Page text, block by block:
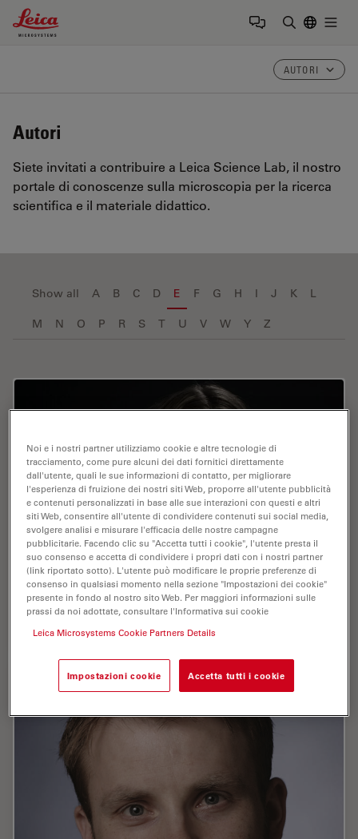
Leica Microsystems Logo
AUTORI
Autori
Siete invitati a contribuire a Leica Science Lab, il nostro
portale di conoscenze sulla microscopia per la ricerca
scientifica e il materiale didattico.
Show all A B C D E F G H I J K L
M N O P R S T U V W Y Z
Ecke , Nicol , Dr.
Publications : 0
Noi e i nostri partner utilizziamo cookie e altre tecnologie di
tracciamento, come pure alcuni dei dati fornitici direttamente
dall'utente, quali le sue informazioni di contatto, per migliorare
l'esperienza di fruizione dei nostri siti Web, proporre all'utente pubblicità
e contenuti personalizzati in base alle sue interazioni con questi e altri
siti Web, consentire all'utente di condividere contenuti sui social media,
svolgere analisi e misurare l'efficacia delle nostre campagne
pubblicitarie. Facendo clic su "Accetta tutti i cookie", l'utente presta il
suo consenso e accetta di condividere i propri dati con i nostri partner
(link riportato sotto). L'utente può modificare le proprie preferenze di
consenso in qualsiasi momento nella sezione "Impostazioni dei cookie"
presente in fondo al nostro sito Web. Per maggiori informazioni sulle
prassi da noi adottate, consultare l'Informativa sui cookie
Leica Microsystems Cookie Partners Details
Impostazioni cookie Accetta tutti i cookie